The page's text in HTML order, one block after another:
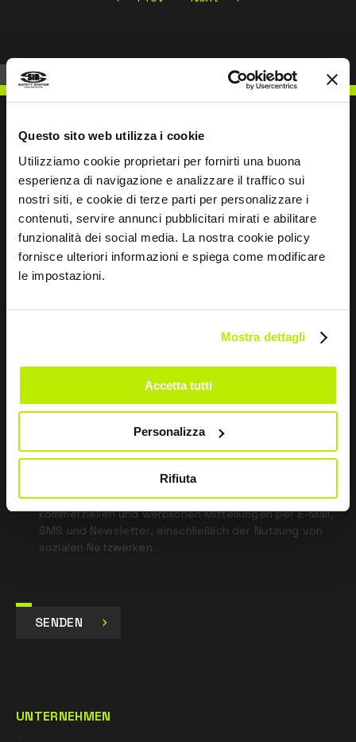
Questo sito web utilizza i cookie
Utilizziamo cookie proprietari per fornirti una buona
esperienza di navigazione e analizzare il traffico sui
nostri siti, e cookie di terze parti per personalizzare i
contenuti, servire annunci pubblicitari mirati e abilitare
funzionalità dei social media. La nostra cookie policy
fornisce ulteriori informazioni e spiega come modificare
le impostazioni.
Mostra dettagli
Accetta tutti
Personalizza
Rifiuta
SCHREIBEN SIE UNS
Bleiben wir in Kontakt
Leave
blank
gemäß Art. 13 EU-Verordnung 679/16 gelesen.
Zustimmen
Ich gebe mein Einverständnis zur Verarbeitung der
Daten für Marketingzwecke und zum Erhalt von
kommerziellen und werblichen Mitteilungen per E-Mail,
SMS und Newsletter, einschließlich der Nutzung von
sozialen Netzwerken.
SENDEN
UNTERNEHMEN